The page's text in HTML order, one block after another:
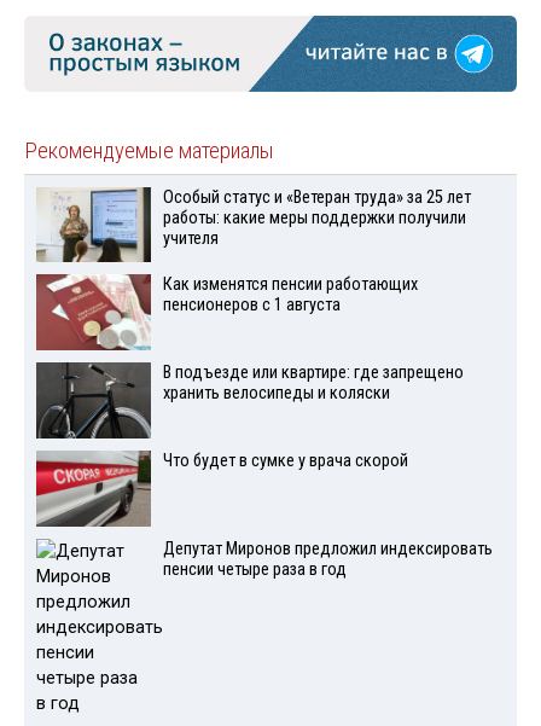
Рекомендуемые материалы
Особый статус и «Ветеран труда» за 25 лет
работы: какие меры поддержки получили
учителя
Как изменятся пенсии работающих
пенсионеров с 1 августа
В подъезде или квартире: где запрещено
хранить велосипеды и коляски
Что будет в сумке у врача скорой
Депутат Миронов предложил индексировать
пенсии четыре раза в год